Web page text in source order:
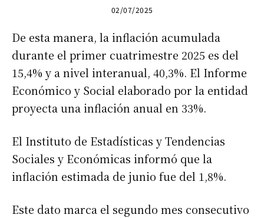
02/07/2025
De esta manera, la inflación acumulada
durante el primer cuatrimestre 2025 es del
15,4% y a nivel interanual, 40,3%. El Informe
Económico y Social elaborado por la entidad
proyecta una inflación anual en 33%.
El Instituto de Estadísticas y Tendencias
Sociales y Económicas informó que la
inflación estimada de junio fue del 1,8%.
Este dato marca el segundo mes consecutivo